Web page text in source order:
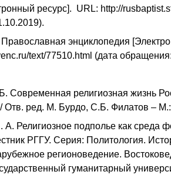
ресурс]. URL: http://
Православная энциклопедия
text/77510.html (дата
Современная религиозная жизнь
Отв. ред. М. Бурдо, С.Б. Филатов –
А. Религиозное подполье как среда
РГГУ. Серия: Политология.
регионоведение.
гуманитарный